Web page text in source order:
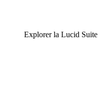
Explorer la Lucid Suite